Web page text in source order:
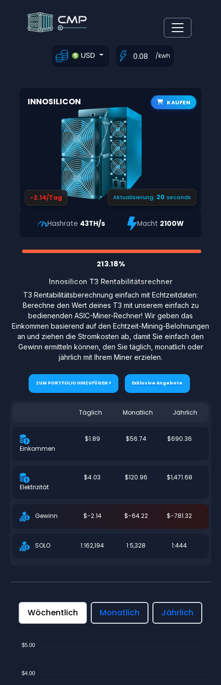
USD /kwh
KAUFEN
-2.14/Tag
INNOSILICON
Aktualisierung:19 seconds
Hashrate 43TH/s Macht 2100W
213.18%
Innosilicon T3 Rentabilitätsrechner
T3 Rentabilitätsberechnung einfach mit Echtzeitdaten:
Berechne den Wert deines T3 mit unserem einfach zu
bedienenden ASIC-Miner-Rechner! Wir geben das
Einkommen basierend auf den Echtzeit-Mining-Belohnungen
an und ziehen die Stromkosten ab, damit Sie einfach den
Gewinn ermitteln können, den Sie täglich, monatlich oder
jährlich mit Ihrem Miner erzielen.
ZUM PORTFOLIO HINZUFÜGEN + Exklusive Angebote
Täglich Monatlich Jährlich
Einkommen
$1.89 $56.74 $690.36
Elektrizität
$4.03 $120.96 $1,471.68
Gewinn $-2.14 $-64.22 $-781.32
SOLO 1:162,194 1:5,328 1:444
Wöchentlich Monatlich Jährlich
$5.00
$4.00